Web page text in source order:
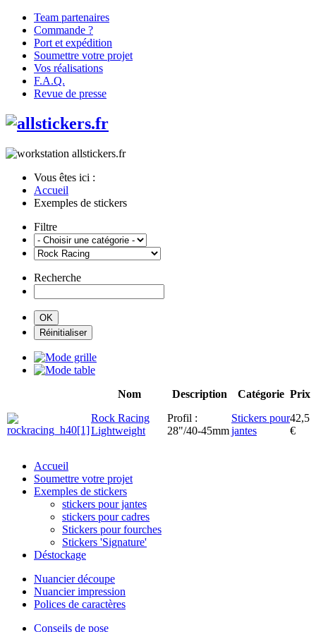
Team partenaires
Commande ?
Port et expédition
Soumettre votre projet
Vos réalisations
F.A.Q.
Revue de presse
Vous êtes ici :
Accueil
Exemples de stickers
Filtre
Recherche
Nom Description Catégorie Prix
Rock Racing
Lightweight
Profil :
28"/40-45mm
Stickers pour
jantes
42,5
€
Accueil
Soumettre votre projet
Exemples de stickers
stickers pour jantes
stickers pour cadres
Stickers pour fourches
Stickers 'Signature'
Déstockage
Nuancier découpe
Nuancier impression
Polices de caractères
Conseils de pose